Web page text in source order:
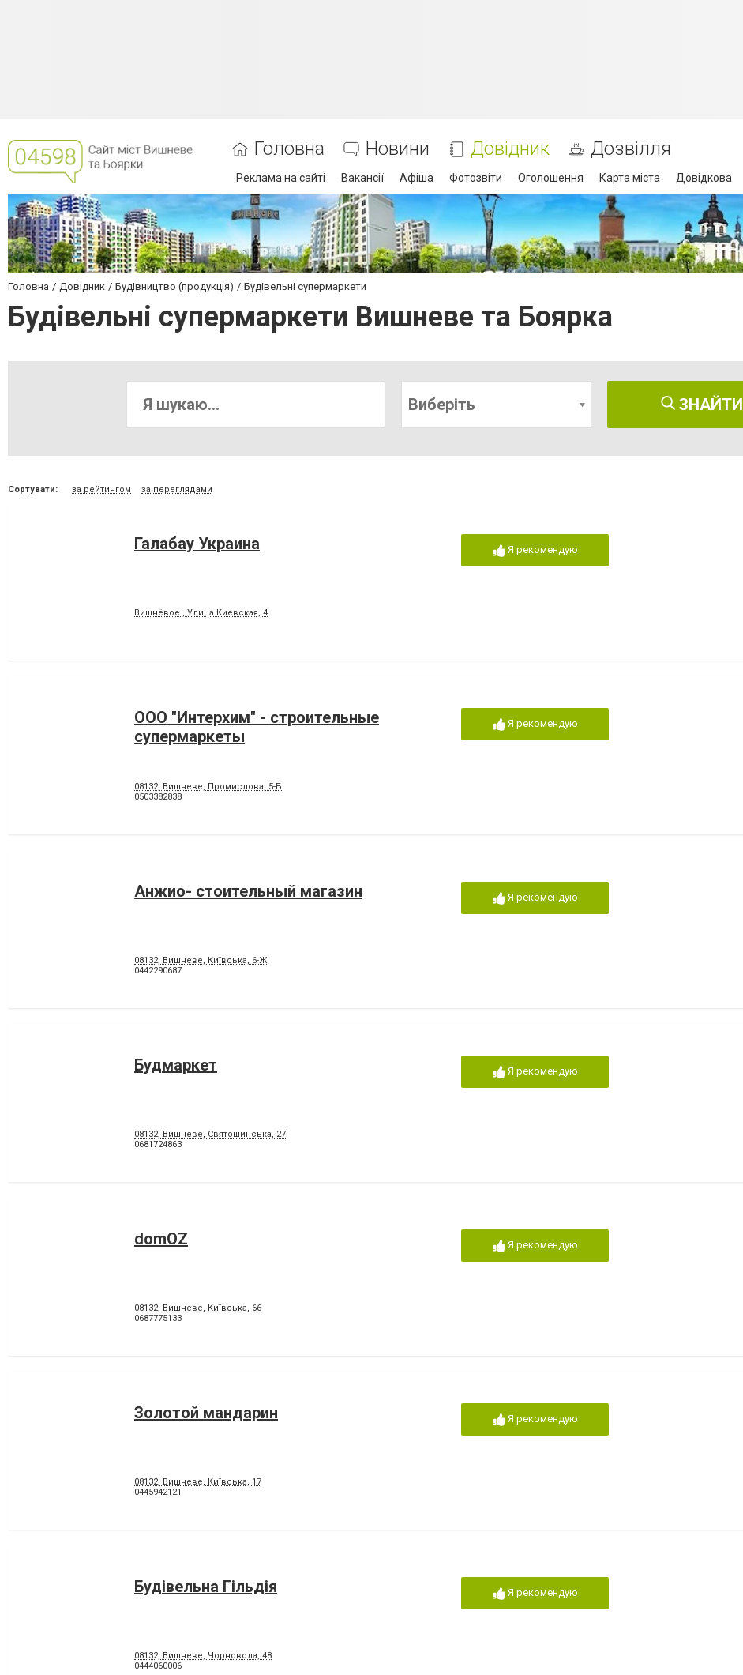
Головна Новини Довідник Дозвілля
Реклама на сайті Вакансії Афіша Фотозвіти Оголошення Карта міста Довідкова
Головна Довідник Будівництво (продукція) Будівельні супермаркети
Будівельні супермаркети Вишневе та Боярка
Виберіть ЗНАЙТИ
Сортувати: за рейтингом за переглядами
Галабау Украина
Вишнёвое , Улица Киевская, 4
Я рекомендую
ООО "Интерхим" - строительные
супермаркеты
08132, Вишневе, Промислова, 5-Б
0503382838
Я рекомендую
Анжио- стоительный магазин
08132, Вишневе, Київська, 6-Ж
0442290687
Я рекомендую
Будмаркет
08132, Вишневе, Святошинська, 27
0681724863
Я рекомендую
domOZ
08132, Вишневе, Київська, 66
0687775133
Я рекомендую
Золотой мандарин
08132, Вишневе, Київська, 17
0445942121
Я рекомендую
Будівельна Гільдія
08132, Вишневе, Чорновола, 48
0444060006
Я рекомендую